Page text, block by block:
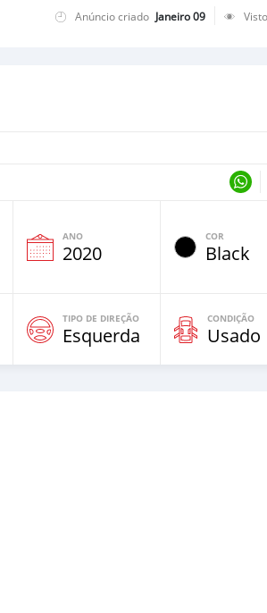
Anúncio criado Janeiro 09 Visto
ANO
2020
COR
Black
TIPO DE DIREÇÃO
Esquerda
CONDIÇÃO
Usado